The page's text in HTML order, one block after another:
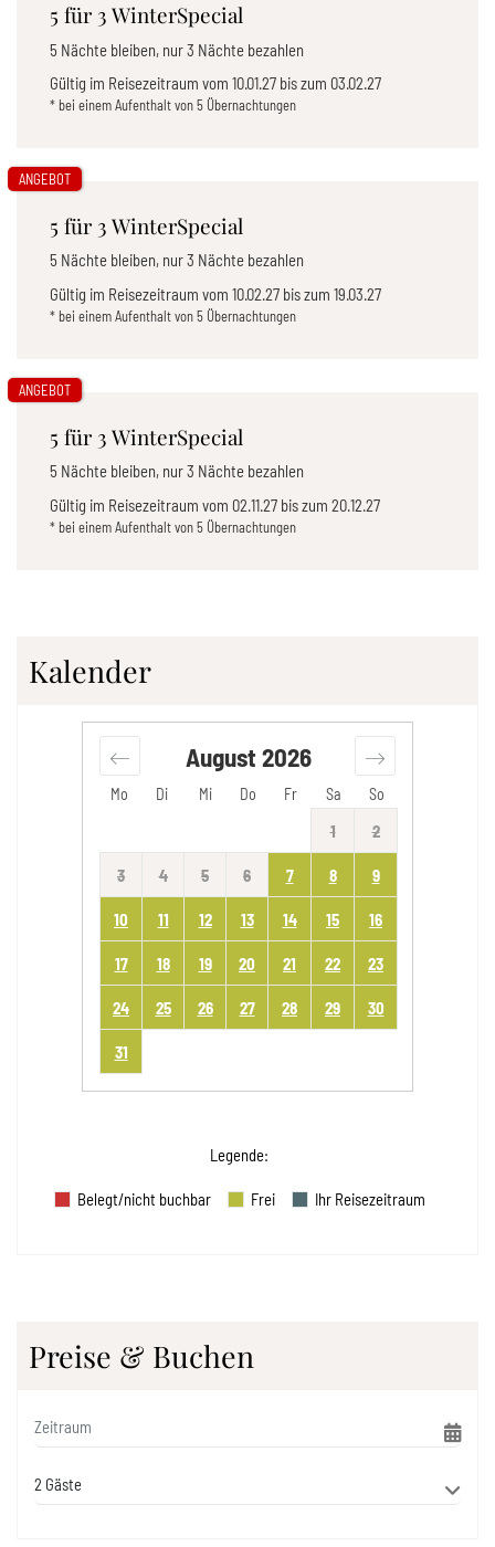
5 für 3 WinterSpecial
5 Nächte bleiben, nur 3 Nächte bezahlen
Gültig im Reisezeitraum vom 10.01.27 bis zum 03.02.27
* bei einem Aufenthalt von 5 Übernachtungen
5 für 3 WinterSpecial
5 Nächte bleiben, nur 3 Nächte bezahlen
Gültig im Reisezeitraum vom 10.02.27 bis zum 19.03.27
* bei einem Aufenthalt von 5 Übernachtungen
ANGEBOT
5 für 3 WinterSpecial
5 Nächte bleiben, nur 3 Nächte bezahlen
Gültig im Reisezeitraum vom 02.11.27 bis zum 20.12.27
* bei einem Aufenthalt von 5 Übernachtungen
ANGEBOT
Kalender
Mo Di Mi Do Fr Sa So
August 2026
1 2
3 4 5 6 7 8 9
10 11 12 13 14 15 16
17 18 19 20 21 22 23
24 25 26 27 28 29 30
31
Legende:
Belegt/nicht buchbar Frei Ihr Reisezeitraum
Preise & Buchen